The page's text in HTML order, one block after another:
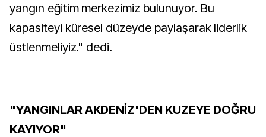
yangın eğitim merkezimiz bulunuyor. Bu
kapasiteyi küresel düzeyde paylaşarak liderlik
üstlenmeliyiz." dedi.
"YANGINLAR AKDENİZ'DEN KUZEYE DOĞRU
KAYIYOR"